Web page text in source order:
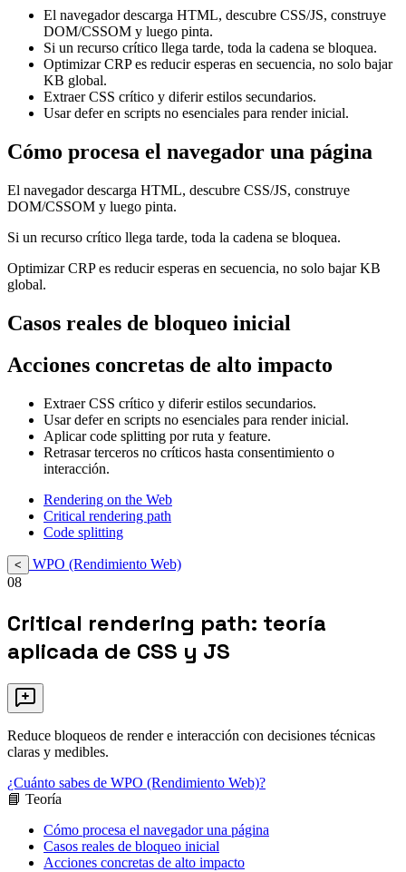
El navegador descarga HTML, descubre CSS/JS, construye
DOM/CSSOM y luego pinta.
Si un recurso crítico llega tarde, toda la cadena se bloquea.
Optimizar CRP es reducir esperas en secuencia, no solo bajar
KB global.
Extraer CSS crítico y diferir estilos secundarios.
Usar defer en scripts no esenciales para render inicial.
Cómo procesa el navegador una página
El navegador descarga HTML, descubre CSS/JS, construye
DOM/CSSOM y luego pinta.
Si un recurso crítico llega tarde, toda la cadena se bloquea.
Optimizar CRP es reducir esperas en secuencia, no solo bajar KB
global.
Casos reales de bloqueo inicial
Acciones concretas de alto impacto
Extraer CSS crítico y diferir estilos secundarios.
Usar defer en scripts no esenciales para render inicial.
Aplicar code splitting por ruta y feature.
Retrasar terceros no críticos hasta consentimiento o
interacción.
Rendering on the Web
Critical rendering path
Code splitting
<
WPO (Rendimiento Web)
08
Critical rendering path: teoría
aplicada de CSS y JS
Reduce bloqueos de render e interacción con decisiones técnicas
claras y medibles.
¿Cuánto sabes de WPO (Rendimiento Web)?
📘 Teoría
Cómo procesa el navegador una página
Casos reales de bloqueo inicial
Acciones concretas de alto impacto